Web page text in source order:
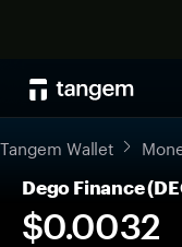
Tangem Wallet
Dego Finance
$0.0032